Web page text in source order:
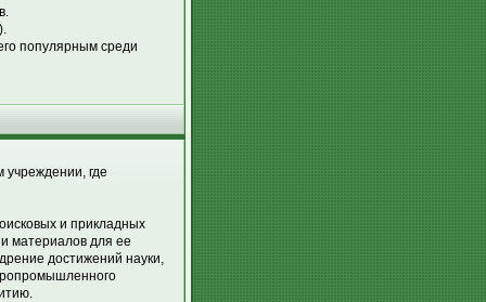
популярным среди
где
и прикладных
материалов для ее
достижений науки,